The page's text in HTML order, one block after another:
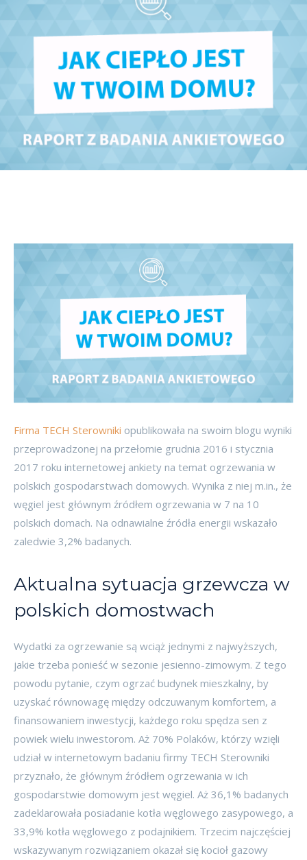
Firma TECH Sterowniki opublikowała na swoim blogu wyniki
przeprowadzonej na przełomie grudnia 2016 i stycznia
2017 roku internetowej ankiety na temat ogrzewania w
polskich gospodarstwach domowych. Wynika z niej m.in., że
węgiel jest głównym źródłem ogrzewania w 7 na 10
polskich domach. Na odnawialne źródła energii wskazało
zaledwie 3,2% badanych.
Aktualna sytuacja grzewcza w
polskich domostwach
Wydatki za ogrzewanie są wciąż jednymi z najwyższych,
jakie trzeba ponieść w sezonie jesienno-zimowym. Z tego
powodu pytanie, czym ogrzać budynek mieszkalny, by
uzyskać równowagę między odczuwanym komfortem, a
finansowaniem inwestycji, każdego roku spędza sen z
powiek wielu inwestorom. Aż 70% Polaków, którzy wzięli
udział w internetowym badaniu firmy TECH Sterowniki
przyznało, że głównym źródłem ogrzewania w ich
gospodarstwie domowym jest węgiel. Aż 36,1% badanych
zadeklarowała posiadanie kotła węglowego zasypowego, a
33,9% kotła węglowego z podajnikiem. Trzecim najczęściej
wskazywanym rozwiązaniem okazał się kocioł gazowy